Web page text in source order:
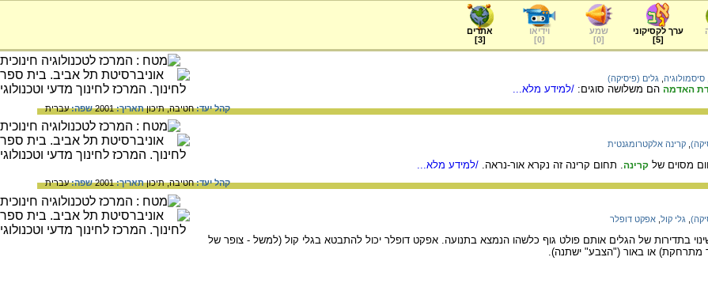
ערך לקסיקוני
[
5
]
שמע
[
0
]
וידיאו
[
0
]
אתרים
[
3
]
סיסמולוגיה גלים (פיסיקה)
האדמה הם משלושה סוגים: /למידע מלא...
קהל יעד:חטיבה,תיכוןתאריך:2001 שפה:עברית
קרינה אלקטרומגנטית
מסוים של קרינה. תחום קרינה זה נקרא אור-נראה. /למידע מלא...
קהל יעד:חטיבה,תיכוןתאריך:2001 שפה:עברית
גלי קול אפקט דופלר
בתדירות של הגלים אותם פולט גוף כלשהו הנמצא בתנועה. אפקט דופלר יכול להתבטא בגלי קול (למשל - צופר של
או באור ("הצבע" ישתנה).